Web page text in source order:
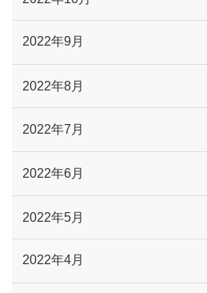
2022年9月
2022年8月
2022年7月
2022年6月
2022年5月
2022年4月